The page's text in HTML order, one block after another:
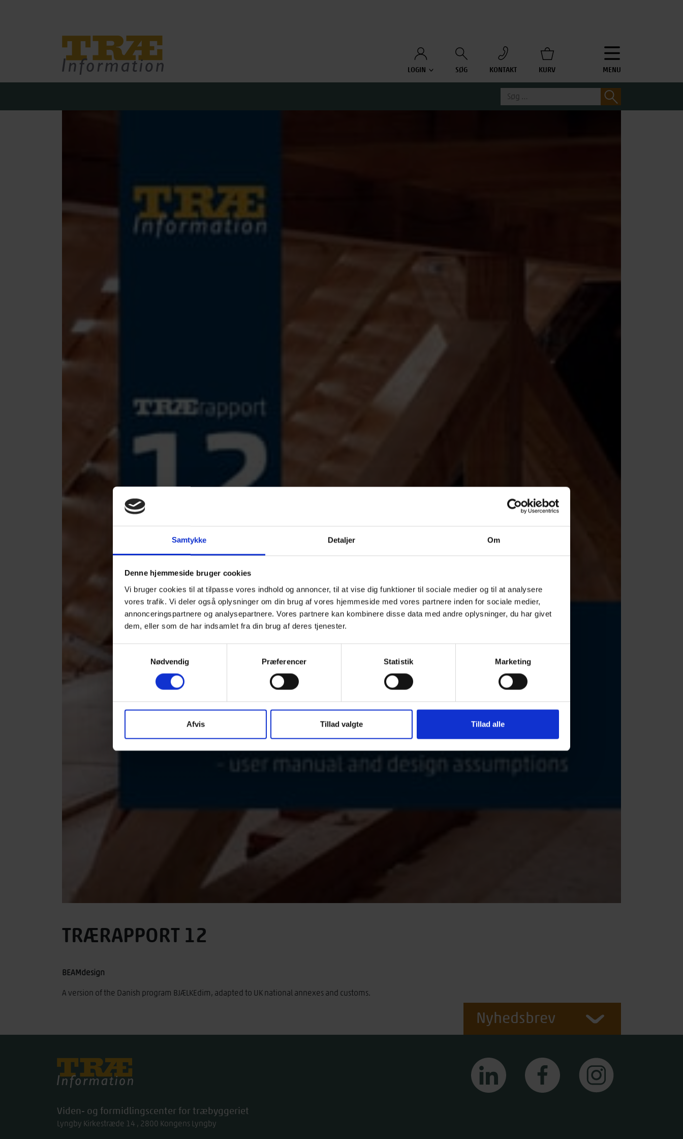
Samtykke Detaljer Om
Denne hjemmeside bruger cookies
Vi bruger cookies til at tilpasse vores indhold og annoncer, til at vise dig funktioner til sociale medier og til at analysere
vores trafik. Vi deler også oplysninger om din brug af vores hjemmeside med vores partnere inden for sociale medier,
annonceringspartnere og analysepartnere. Vores partnere kan kombinere disse data med andre oplysninger, du har givet
dem, eller som de har indsamlet fra din brug af deres tjenester.
Nødvendig
Præferencer Statistik Marketing
Afvis Tillad valgte Tillad alle
LOGIN SØG KONTAKT KURV MENU
Søg
efter:
TRÆRAPPORT 12
BEAMdesign
A version of the Danish program BJÆLKEdim, adapted to UK national annexes and customs.
Viden- og formidlingscenter for træbyggeriet
Lyngby Kirkestræde 14 2800 Kongens Lyngby
Nyhedsbrev
linkedin facebook